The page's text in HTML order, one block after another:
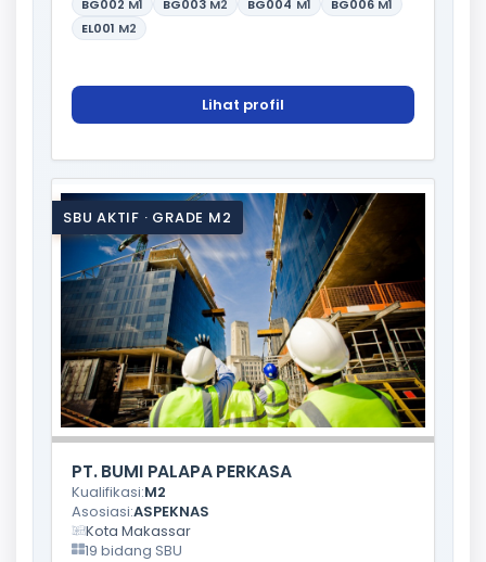
BG002 M1 BG003 M2 BG004 M1 BG006 M1
EL001 M2
Lihat profil
SBU AKTIF · GRADE M2
PT. BUMI PALAPA PERKASA
Kualifikasi:M2
Asosiasi:ASPEKNAS
Kota Makassar
19 bidang SBU